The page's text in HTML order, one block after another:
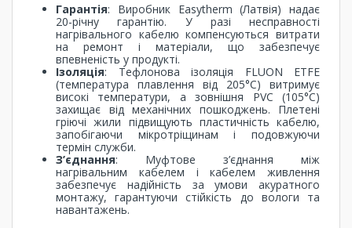
Гарантія: Виробник Easytherm (Латвія) надає
20-річну гарантію. У разі несправності
нагрівального кабелю компенсуються витрати
на ремонт і матеріали, що забезпечує
впевненість у продукті.
Ізоляція: Тефлонова ізоляція FLUON ETFE
(температура плавлення від 205°C) витримує
високі температури, а зовнішня PVC (105°C)
захищає від механічних пошкоджень. Плетені
гріючі жили підвищують пластичність кабелю,
запобігаючи мікротріщинам і подовжуючи
термін служби.
З’єднання: Муфтове з’єднання між
нагрівальним кабелем і кабелем живлення
забезпечує надійність за умови акуратного
монтажу, гарантуючи стійкість до вологи та
навантажень.